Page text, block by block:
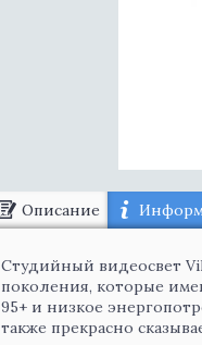
Описание
Студийный видеосвет
поколения, которые
95+ и низкое
также прекрасно